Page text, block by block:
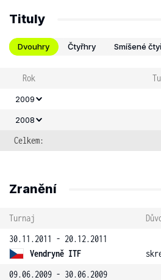
Tituly
Dvouhry Čtyřhry Smíšené
Rok
2009
2008
Celkem:
Zranění
Turnaj
30.11.2011 - 20.12.2011
Vendryně ITF
09.06.2009 - 30.06.2009